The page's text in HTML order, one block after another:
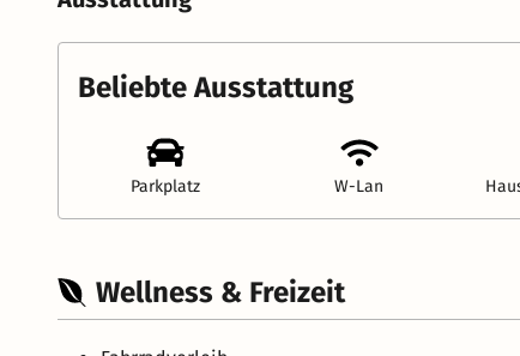
Beliebte Ausstattung
Parkplatz W-Lan
Wellness & Freizeit